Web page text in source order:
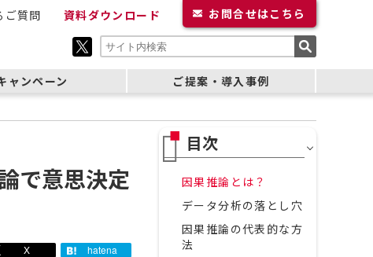
ご質問 資料ダウンロード お問合せはこちら
ャンペーン ご提案・導入事例
で意思決定
X hatena
因果推論とは？
データ分析の落とし穴
因果推論の代表的な方
法